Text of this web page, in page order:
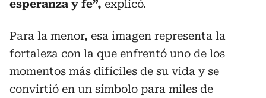
esperanza y fe”, explicó.
Para la menor, esa imagen representa la
fortaleza con la que enfrentó uno de los
momentos más difíciles de su vida y se
convirtió en un símbolo para miles de